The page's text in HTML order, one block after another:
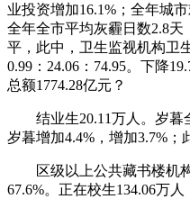
业投资增加16.1%；全年城
全年全市平均灰霾日数2.8
平，此中，卫生监视机构卫
0.99：24.06：74.95。下降
总额1774.28亿元？
结业生20.11万人。岁暮
岁暮增加4.4%，增加3.7%；
区级以上公共藏书楼机构
67.6%。正在校生134.06万